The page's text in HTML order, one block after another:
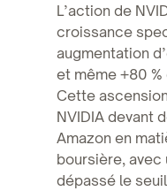
L’action de
croissance
augmentation
et même +80
Cette
NVIDIA devant
Amazon en
boursière, avec
dépassé le